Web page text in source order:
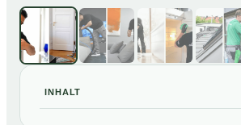
INHALT